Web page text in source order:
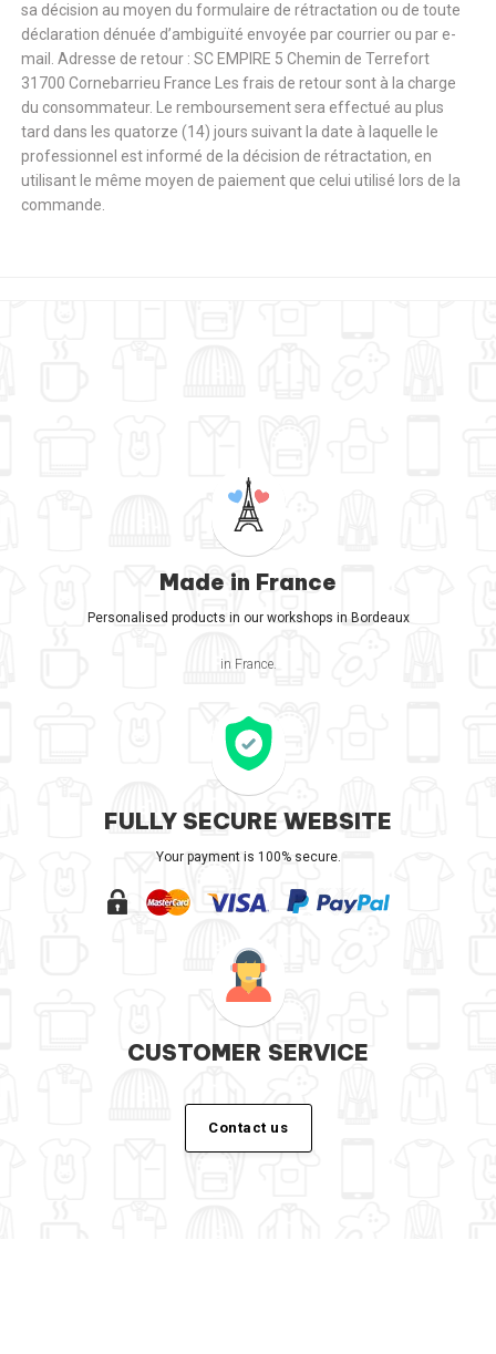
sa décision au moyen du formulaire de rétractation ou de toute
déclaration dénuée d’ambiguïté envoyée par courrier ou par e-
mail. Adresse de retour : SC EMPIRE 5 Chemin de Terrefort
31700 Cornebarrieu France Les frais de retour sont à la charge
du consommateur. Le remboursement sera effectué au plus
tard dans les quatorze (14) jours suivant la date à laquelle le
professionnel est informé de la décision de rétractation, en
utilisant le même moyen de paiement que celui utilisé lors de la
commande.
Made in France
Personalised products in our workshops in Bordeaux
in France.
FULLY SECURE WEBSITE
Your payment is 100% secure.
CUSTOMER SERVICE
Contact us